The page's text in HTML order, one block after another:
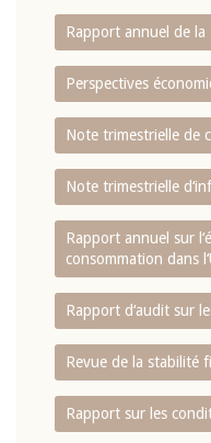
Rapport annuel de la
Perspectives
Note trimestrielle de
Note trimestrielle
Rapport annuel sur
consommation dans
Rapport d‘audit sur
Revue de la stabilité
Rapport sur les